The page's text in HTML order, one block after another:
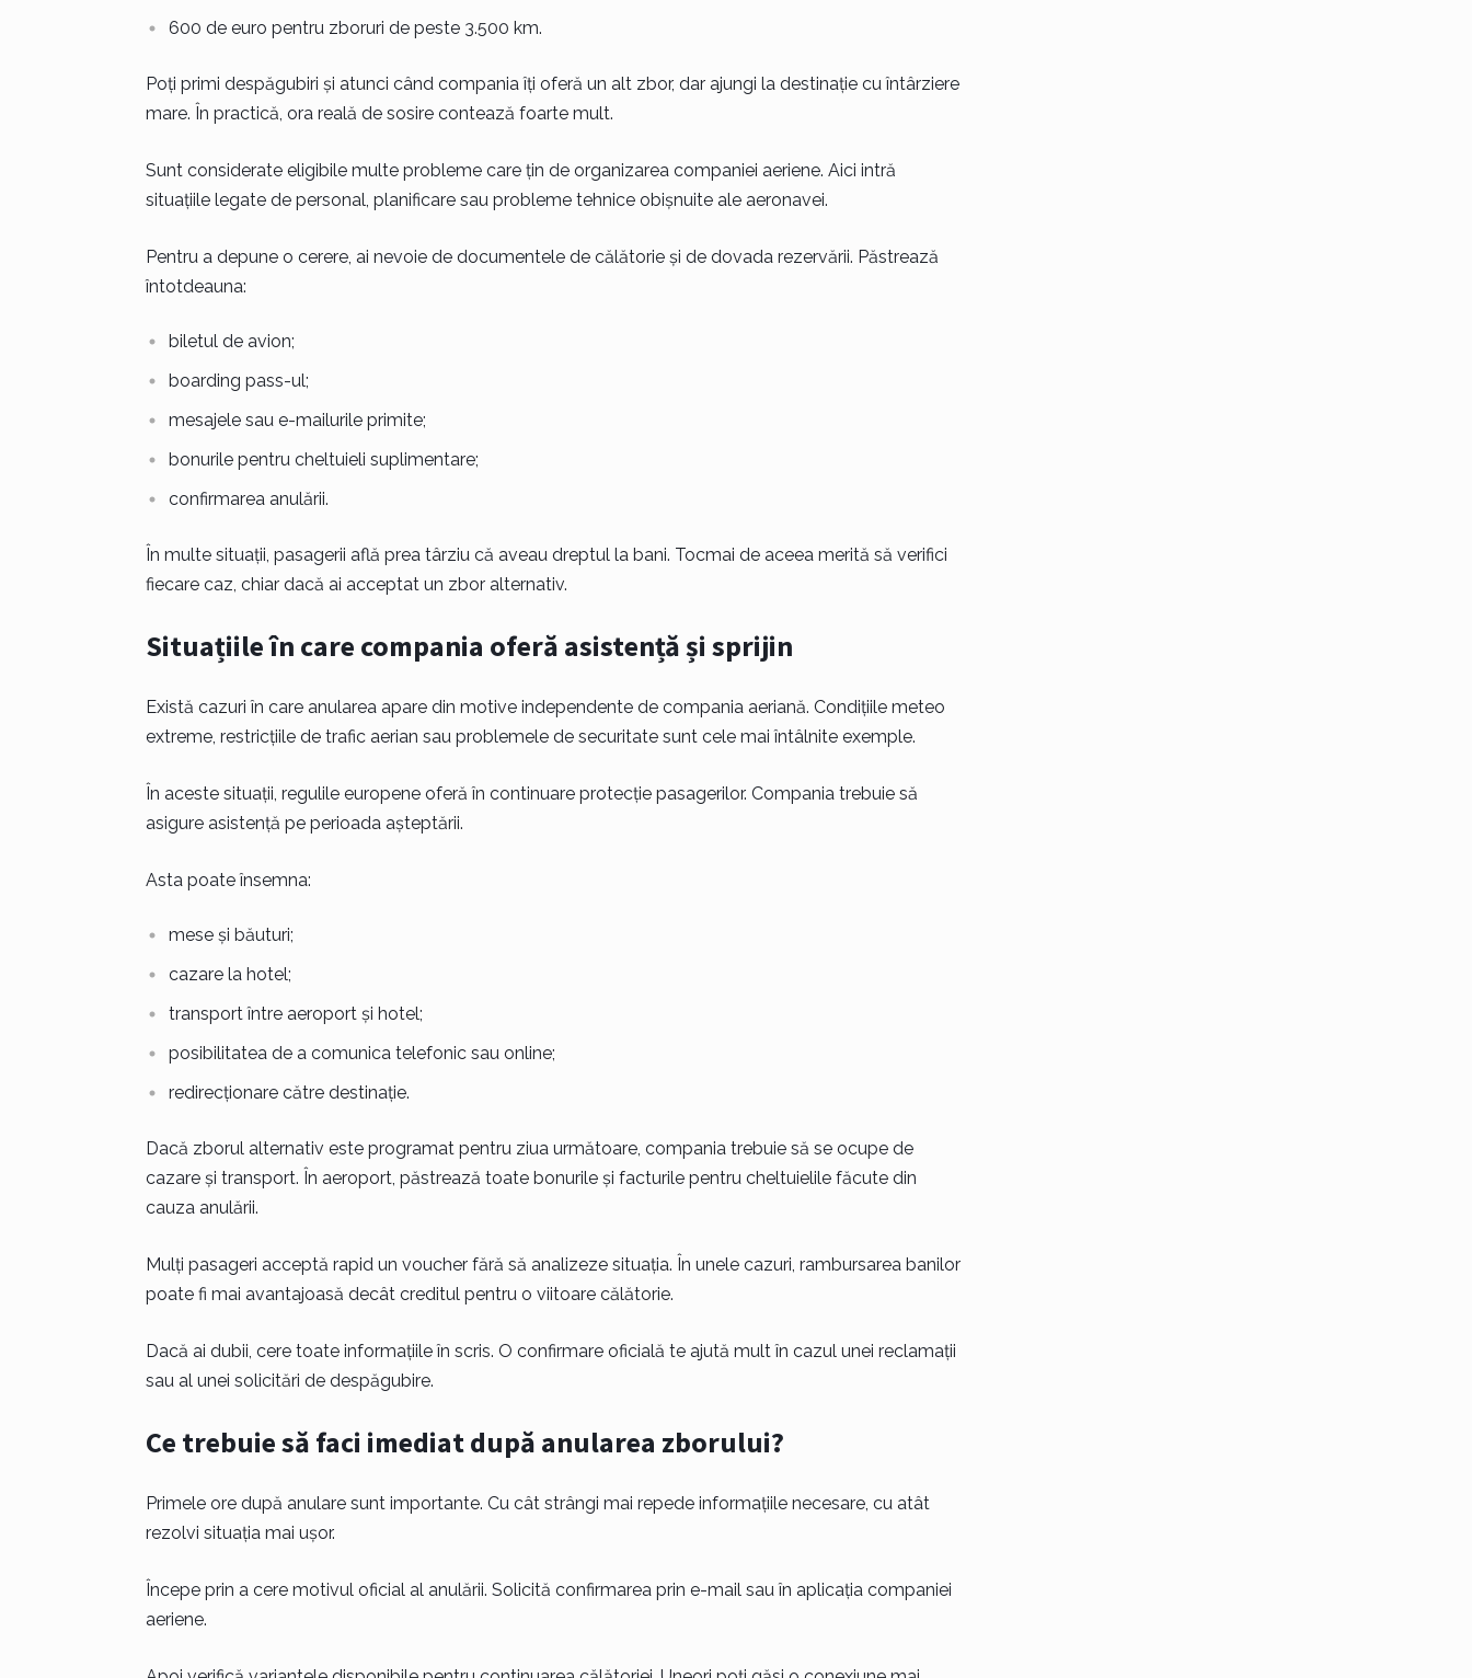
600 de euro pentru zboruri de peste 3.500 km.
Poți primi despăgubiri și atunci când compania îți oferă un alt zbor, dar ajungi la destinație cu întârziere
mare. În practică, ora reală de sosire contează foarte mult.
Sunt considerate eligibile multe probleme care țin de organizarea companiei aeriene. Aici intră
situațiile legate de personal, planificare sau probleme tehnice obișnuite ale aeronavei.
Pentru a depune o cerere, ai nevoie de documentele de călătorie și de dovada rezervării. Păstrează
întotdeauna:
biletul de avion;
boarding pass-ul;
mesajele sau e-mailurile primite;
bonurile pentru cheltuieli suplimentare;
confirmarea anulării.
În multe situații, pasagerii află prea târziu că aveau dreptul la bani. Tocmai de aceea merită să verifici
fiecare caz, chiar dacă ai acceptat un zbor alternativ.
Situațiile în care compania oferă asistență și sprijin
Există cazuri în care anularea apare din motive independente de compania aeriană. Condițiile meteo
extreme, restricțiile de trafic aerian sau problemele de securitate sunt cele mai întâlnite exemple.
În aceste situații, regulile europene oferă în continuare protecție pasagerilor. Compania trebuie să
asigure asistență pe perioada așteptării.
Asta poate însemna:
mese și băuturi;
cazare la hotel;
transport între aeroport și hotel;
posibilitatea de a comunica telefonic sau online;
redirecționare către destinație.
Dacă zborul alternativ este programat pentru ziua următoare, compania trebuie să se ocupe de
cazare și transport. În aeroport, păstrează toate bonurile și facturile pentru cheltuielile făcute din
cauza anulării.
Mulți pasageri acceptă rapid un voucher fără să analizeze situația. În unele cazuri, rambursarea banilor
poate fi mai avantajoasă decât creditul pentru o viitoare călătorie.
Dacă ai dubii, cere toate informațiile în scris. O confirmare oficială te ajută mult în cazul unei reclamații
sau al unei solicitări de despăgubire.
Ce trebuie să faci imediat după anularea zborului?
Primele ore după anulare sunt importante. Cu cât strângi mai repede informațiile necesare, cu atât
rezolvi situația mai ușor.
Începe prin a cere motivul oficial al anulării. Solicită confirmarea prin e-mail sau în aplicația companiei
aeriene.